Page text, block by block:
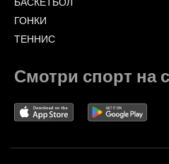
ГОНКИ
ТЕННИС
Смотри спорт на